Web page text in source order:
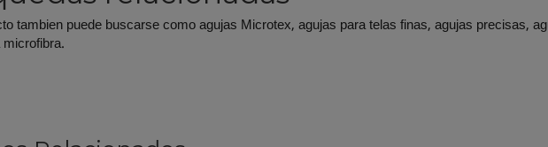
tambien puede buscarse como agujas Microtex, agujas para telas finas, agujas precisas,